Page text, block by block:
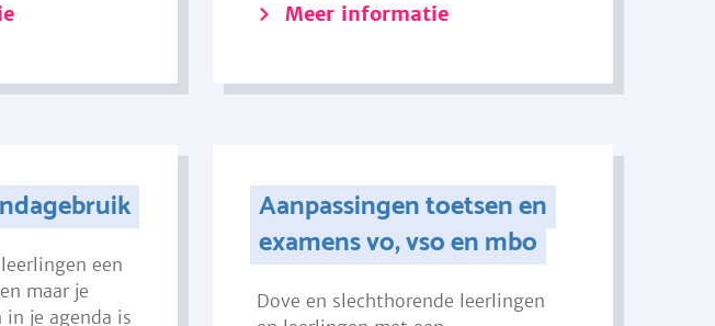
Meer informatie
een
maar je
in je agenda is
Aanpassingen toetsen en
examens vo, vso en mbo
Dove en slechthorende leerlingen